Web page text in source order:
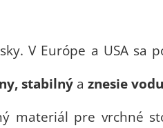
V Európe a USA sa
stabilný a znesie vodu
materiál pre vrchné